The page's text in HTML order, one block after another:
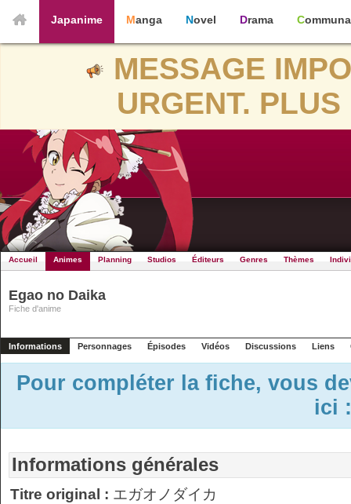
Japanime Manga Novel Drama
MESSAGE
URGENT.
Accueil Animes Planning Studios Éditeurs Genres Thèmes
Egao no Daika
Fiche d'anime
Informations Personnages Épisodes Vidéos Discussions Liens
Pour compléter la fiche, vous
ici
Informations générales
Titre original : エガオノダイカ